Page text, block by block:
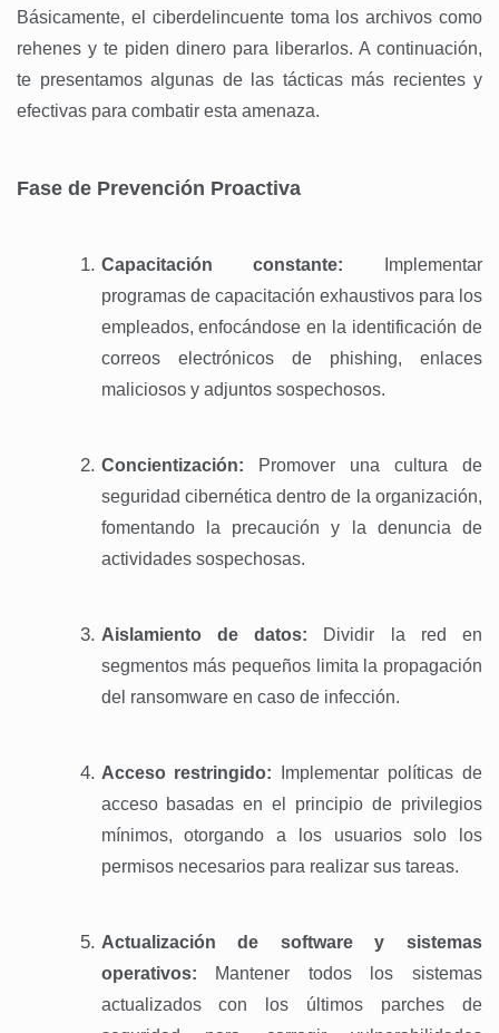
Básicamente, el ciberdelincuente toma los archivos como
rehenes y te piden dinero para liberarlos. A continuación,
te presentamos algunas de las tácticas más recientes y
efectivas para combatir esta amenaza.
Fase de Prevención Proactiva
Capacitación constante: Implementar
programas de capacitación exhaustivos para los
empleados, enfocándose en la identificación de
correos electrónicos de phishing, enlaces
maliciosos y adjuntos sospechosos.
Concientización: Promover una cultura de
seguridad cibernética dentro de la organización,
fomentando la precaución y la denuncia de
actividades sospechosas.
Aislamiento de datos: Dividir la red en
segmentos más pequeños limita la propagación
del ransomware en caso de infección.
Acceso restringido: Implementar políticas de
acceso basadas en el principio de privilegios
mínimos, otorgando a los usuarios solo los
permisos necesarios para realizar sus tareas.
Actualización de software y sistemas
operativos: Mantener todos los sistemas
actualizados con los últimos parches de